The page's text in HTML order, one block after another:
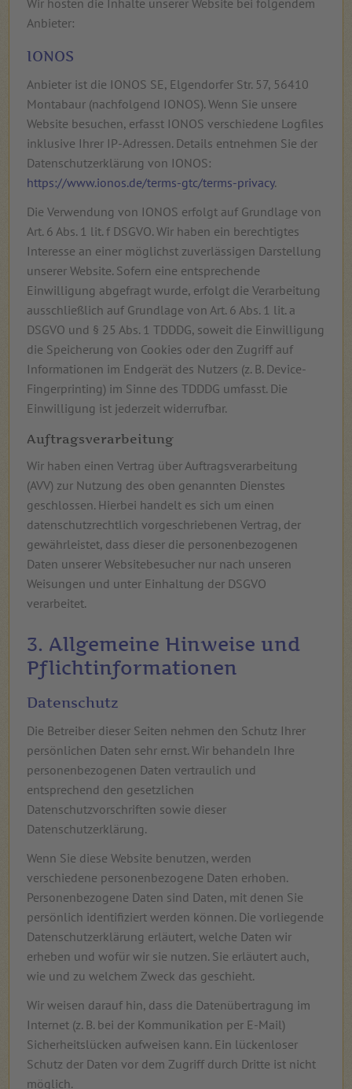
Anbieter:
IONOS
Anbieter ist die IONOS SE, Elgendorfer Str. 57, 56410
Montabaur (nachfolgend IONOS). Wenn Sie unsere
Website besuchen, erfasst IONOS verschiedene Logfiles
inklusive Ihrer IP-Adressen. Details entnehmen Sie der
Datenschutzerklärung von IONOS:
https://www.ionos.de/terms-gtc/terms-privacy.
Die Verwendung von IONOS erfolgt auf Grundlage von
Art. 6 Abs. 1 lit. f DSGVO. Wir haben ein berechtigtes
Interesse an einer möglichst zuverlässigen Darstellung
unserer Website. Sofern eine entsprechende
Einwilligung abgefragt wurde, erfolgt die Verarbeitung
ausschließlich auf Grundlage von Art. 6 Abs. 1 lit. a
DSGVO und § 25 Abs. 1 TDDDG, soweit die Einwilligung
die Speicherung von Cookies oder den Zugriff auf
Informationen im Endgerät des Nutzers (z. B. Device-
Fingerprinting) im Sinne des TDDDG umfasst. Die
Einwilligung ist jederzeit widerrufbar.
Auftragsverarbeitung
Wir haben einen Vertrag über Auftragsverarbeitung
(AVV) zur Nutzung des oben genannten Dienstes
geschlossen. Hierbei handelt es sich um einen
datenschutzrechtlich vorgeschriebenen Vertrag, der
gewährleistet, dass dieser die personenbezogenen
Daten unserer Websitebesucher nur nach unseren
Weisungen und unter Einhaltung der DSGVO
verarbeitet.
3. Allgemeine Hinweise und
Pflicht­informationen
Datenschutz
Die Betreiber dieser Seiten nehmen den Schutz Ihrer
persönlichen Daten sehr ernst. Wir behandeln Ihre
personenbezogenen Daten vertraulich und
entsprechend den gesetzlichen
Datenschutzvorschriften sowie dieser
Datenschutzerklärung.
Wenn Sie diese Website benutzen, werden
verschiedene personenbezogene Daten erhoben.
Personenbezogene Daten sind Daten, mit denen Sie
persönlich identifiziert werden können. Die vorliegende
Datenschutzerklärung erläutert, welche Daten wir
erheben und wofür wir sie nutzen. Sie erläutert auch,
wie und zu welchem Zweck das geschieht.
Wir weisen darauf hin, dass die Datenübertragung im
Internet (z. B. bei der Kommunikation per E-Mail)
Sicherheitslücken aufweisen kann. Ein lückenloser
Schutz der Daten vor dem Zugriff durch Dritte ist nicht
möglich.